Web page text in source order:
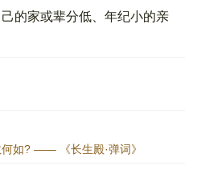
的家或辈分低、年纪小的亲
如? —— 《长生殿·弹词》